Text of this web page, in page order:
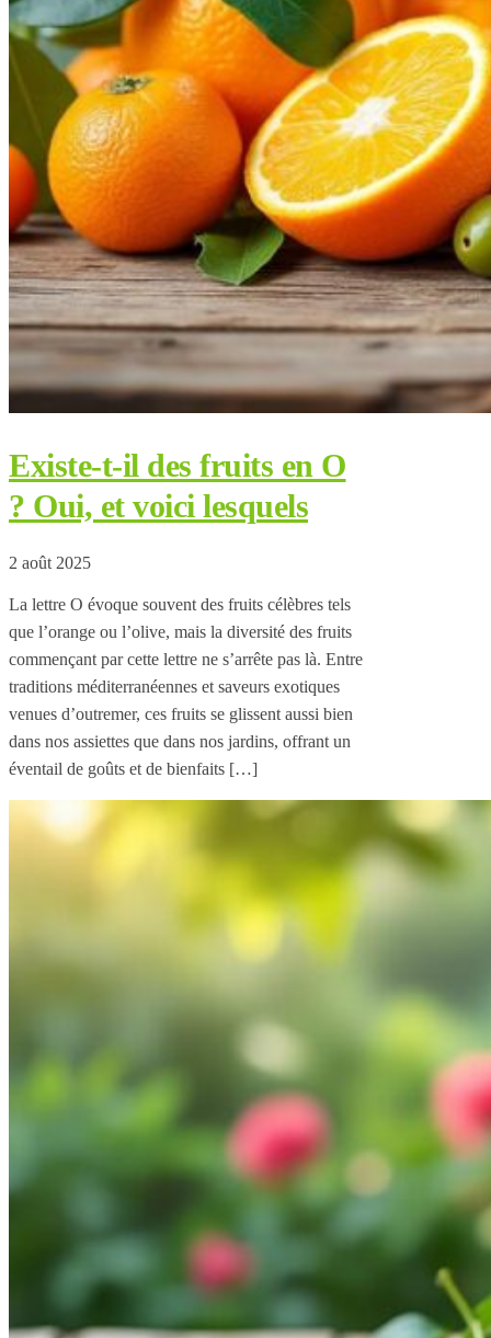
Existe-t-il des fruits en O
? Oui, et voici lesquels
2 août 2025
La lettre O évoque souvent des fruits célèbres tels
que l’orange ou l’olive, mais la diversité des fruits
commençant par cette lettre ne s’arrête pas là. Entre
traditions méditerranéennes et saveurs exotiques
venues d’outremer, ces fruits se glissent aussi bien
dans nos assiettes que dans nos jardins, offrant un
éventail de goûts et de bienfaits […]